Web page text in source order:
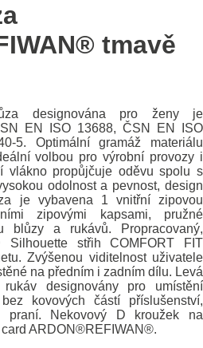
tmavě
designována pro ženy je
EN ISO 13688, ČSN EN ISO
5. Optimální gramáž materiálu
volbou pro výrobní provozy i
vlákno propůjčuje oděvu spolu s
odolnost a pevnost, design
je vybavena 1 vnitřní zipovou
zipovými kapsami, pružné
blůzy a rukávů. Propracovaný,
Silhouette střih COMFORT FIT
Zvýšenou viditelnost uživatele
na předním i zadním dílu. Levá
designovány pro umístění
kovových částí příslušenství,
praní. Nekovový D kroužek na
ARDON®REFIWAN®.